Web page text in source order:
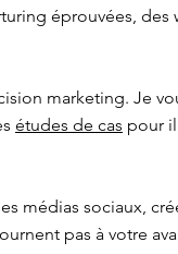
éprouvées, des
marketing. Je
études de cas pour
médias sociaux,
pas à votre